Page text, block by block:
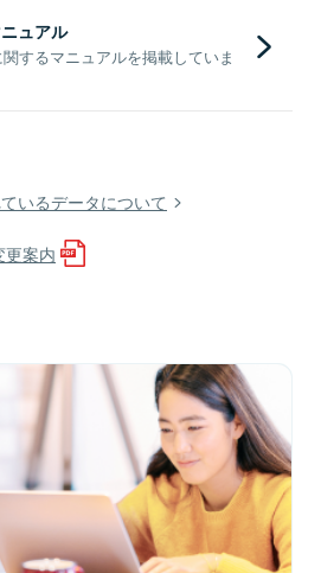
ュアル
するマニュアルを掲載していま
いるデータについて
案内